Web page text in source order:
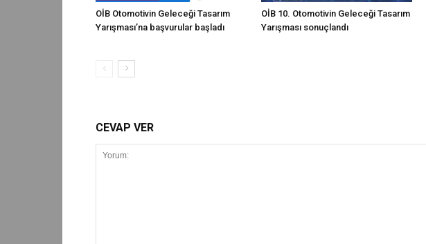
OİB Otomotivin Geleceği Tasarım
Yarışması’na başvurular başladı
OİB 10. Otomotivin Geleceği Tasarım
Yarışması sonuçlandı
CEVAP VER